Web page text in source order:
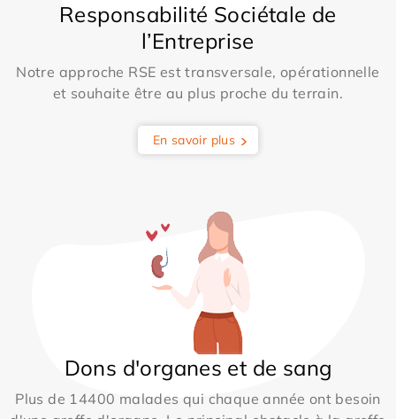
Responsabilité Sociétale de
l’Entreprise
Notre approche RSE est transversale, opérationnelle
et souhaite être au plus proche du terrain.
En savoir plus
Dons d'organes et de sang
Plus de 14400 malades qui chaque année ont besoin